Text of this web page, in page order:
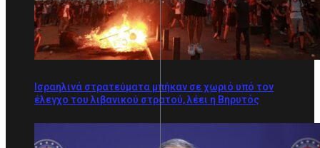
Ισραηλινά στρατεύματα μπήκαν σε χωριό υπό τον
έλεγχο του λιβανικού στρατού, λέει η Βηρυτός